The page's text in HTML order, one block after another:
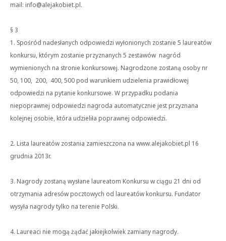
mail: info@alejakobiet.pl.
§ 3
1. Spośród nadesłanych odpowiedzi wyłonionych zostanie 5 laureatów
konkursu, którym zostanie przyznanych 5 zestawów nagród
wymienionych na stronie konkursowej. Nagrodzone zostaną osoby nr
50, 100, 200, 400, 500 pod warunkiem udzielenia prawidłowej
odpowiedzi na pytanie konkursowe. W przypadku podania
niepoprawnej odpowiedzi nagroda automatycznie jest przyznana
kolejnej osobie, która udzieliła poprawnej odpowiedzi.
2. Lista laureatów zostania zamieszczona na www.alejakobiet.pl 16
grudnia 2013r.
3. Nagrody zostaną wysłane laureatom Konkursu w ciągu 21 dni od
otrzymania adresów pocztowych od laureatów konkursu. Fundator
wysyła nagrody tylko na terenie Polski.
4. Laureaci nie mogą żądać jakiejkolwiek zamiany nagrody.